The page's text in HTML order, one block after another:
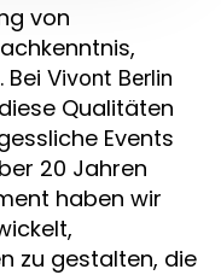
von
Vivont Berlin
Qualitäten
Events
20 Jahren
haben wir
zu gestalten, die